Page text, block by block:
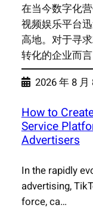
在当今数字化
视频娱乐平台
高地。对于寻
转化的企业而
2026 年 8 月
How to
Service
Advertisers
In the rapidly
advertising,
force, ca…